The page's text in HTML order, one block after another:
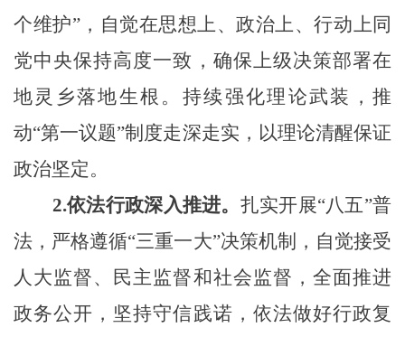
个维护”，自觉在思想上 、政治上 、行动上同
党中央保持高度一致，确保上级决策部署在
地灵 乡落地生根。 持续强化理论武装，推
动“第一议题”制度走深走实，以理论清醒保证
政治坚定。
2.依法行政深入推进。 扎实开展“八五”普
法，严格遵循“三重一大”决策机制，自觉接受
人大监督、民主监督和社会监督，全面推进
政务公开，坚持守信践诺，依法做好行政复